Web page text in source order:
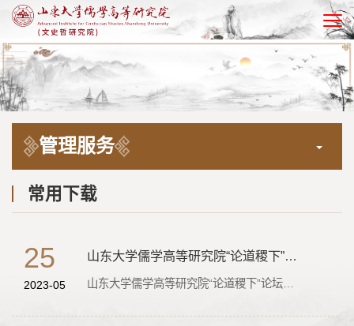
EN
管理服务
常用下载
25
2023-05